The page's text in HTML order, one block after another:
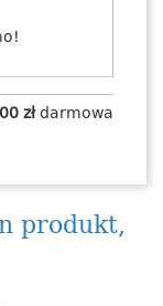
złdarmowa
produkt,